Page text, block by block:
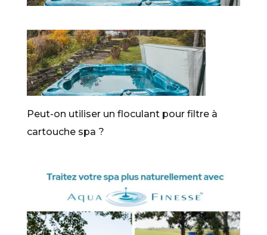
Peut-on utiliser un floculant pour filtre à
cartouche spa ?